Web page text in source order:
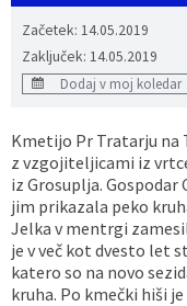
Začetek: 14.05.2019
Zaključek: 14.05.2019
Dodaj v moj koledar
Kmetijo Pr Tratarju na
z vzgojiteljicami iz
iz Grosuplja. Gospodar
jim prikazala peko
Jelka v mentrgi
je v več kot dvesto let
katero so na novo
kruha. Po kmečki hiši